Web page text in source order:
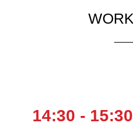
14:30 - 15:30